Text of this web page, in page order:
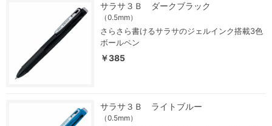
サラサ３Ｂ ダークブラック
（0.5mm）
さらさら書けるサラサのジェルインク搭載3色
ボールペン
￥385
サラサ３Ｂ ライトブルー
（0.5mm）